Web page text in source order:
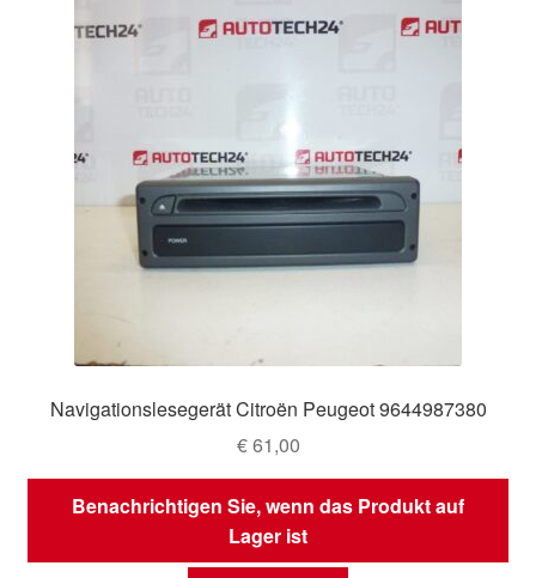
Navigationslesegerät Citroën Peugeot 9644987380
€61,00
Benachrichtigen Sie, wenn das Produkt auf
Lager ist